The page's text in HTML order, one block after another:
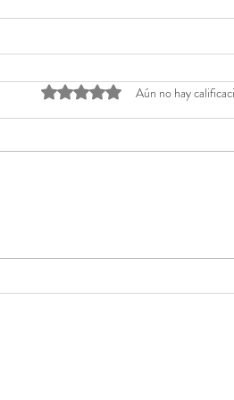
Obtuvo 0 de 5 estrellas.
Aún no hay